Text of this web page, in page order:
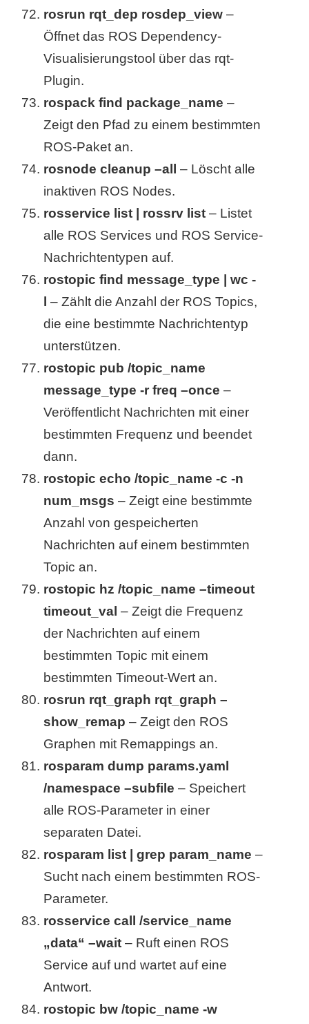
rosrun rqt_dep rosdep_view –
Öffnet das ROS Dependency-
Visualisierungstool über das rqt-
Plugin.
rospack find package_name –
Zeigt den Pfad zu einem bestimmten
ROS-Paket an.
rosnode cleanup –all – Löscht alle
inaktiven ROS Nodes.
rosservice list | rossrv list – Listet
alle ROS Services und ROS Service-
Nachrichtentypen auf.
rostopic find message_type | wc -
l – Zählt die Anzahl der ROS Topics,
die eine bestimmte Nachrichtentyp
unterstützen.
rostopic pub /topic_name
message_type -r freq –once –
Veröffentlicht Nachrichten mit einer
bestimmten Frequenz und beendet
dann.
rostopic echo /topic_name -c -n
num_msgs – Zeigt eine bestimmte
Anzahl von gespeicherten
Nachrichten auf einem bestimmten
Topic an.
rostopic hz /topic_name –timeout
timeout_val – Zeigt die Frequenz
der Nachrichten auf einem
bestimmten Topic mit einem
bestimmten Timeout-Wert an.
rosrun rqt_graph rqt_graph –
show_remap – Zeigt den ROS
Graphen mit Remappings an.
rosparam dump params.yaml
/namespace –subfile – Speichert
alle ROS-Parameter in einer
separaten Datei.
rosparam list | grep param_name –
Sucht nach einem bestimmten ROS-
Parameter.
rosservice call /service_name
„data“ –wait – Ruft einen ROS
Service auf und wartet auf eine
Antwort.
rostopic bw /topic_name -w